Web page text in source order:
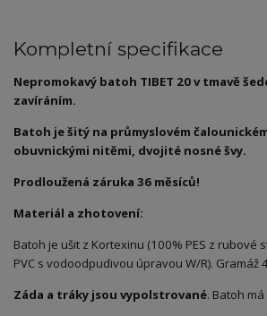
Kompletní specifikace
Nepromokavý batoh TIBET 20 v tmavě
zavíráním.
Batoh je šitý na průmyslovém
obuvnickými nitěmi, dvojité nosné švy.
Prodloužená záruka 36 měsíců!
Materiál a zhotovení:
Batoh je ušit z Kortexinu (100% PES z rubové
PVC s vodoodpudivou úpravou W/R). Gramáž
Záda a tráky jsou vypolstrované. Batoh má